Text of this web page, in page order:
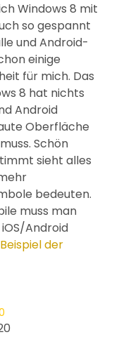
Windows 8 mit
so gespannt
und Android-
einige
für mich. Das
8 hat nichts
Android
Oberfläche
Schön
sieht alles
bedeuten.
muss man
Android
der